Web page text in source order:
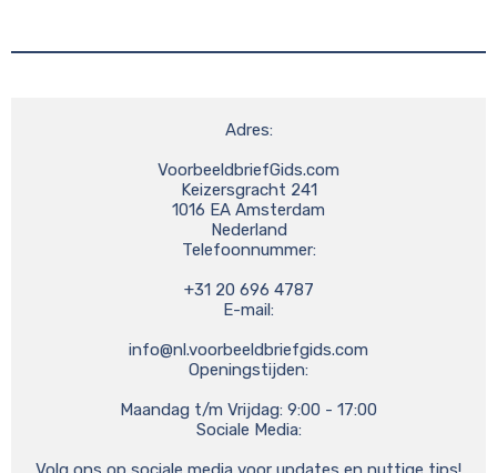
Adres:
VoorbeeldbriefGids.com
Keizersgracht 241
1016 EA Amsterdam
Nederland
Telefoonnummer:
+31 20 696 4787
E-mail:
info@nl.voorbeeldbriefgids.com
Openingstijden:
Maandag t/m Vrijdag: 9:00 - 17:00
Sociale Media: